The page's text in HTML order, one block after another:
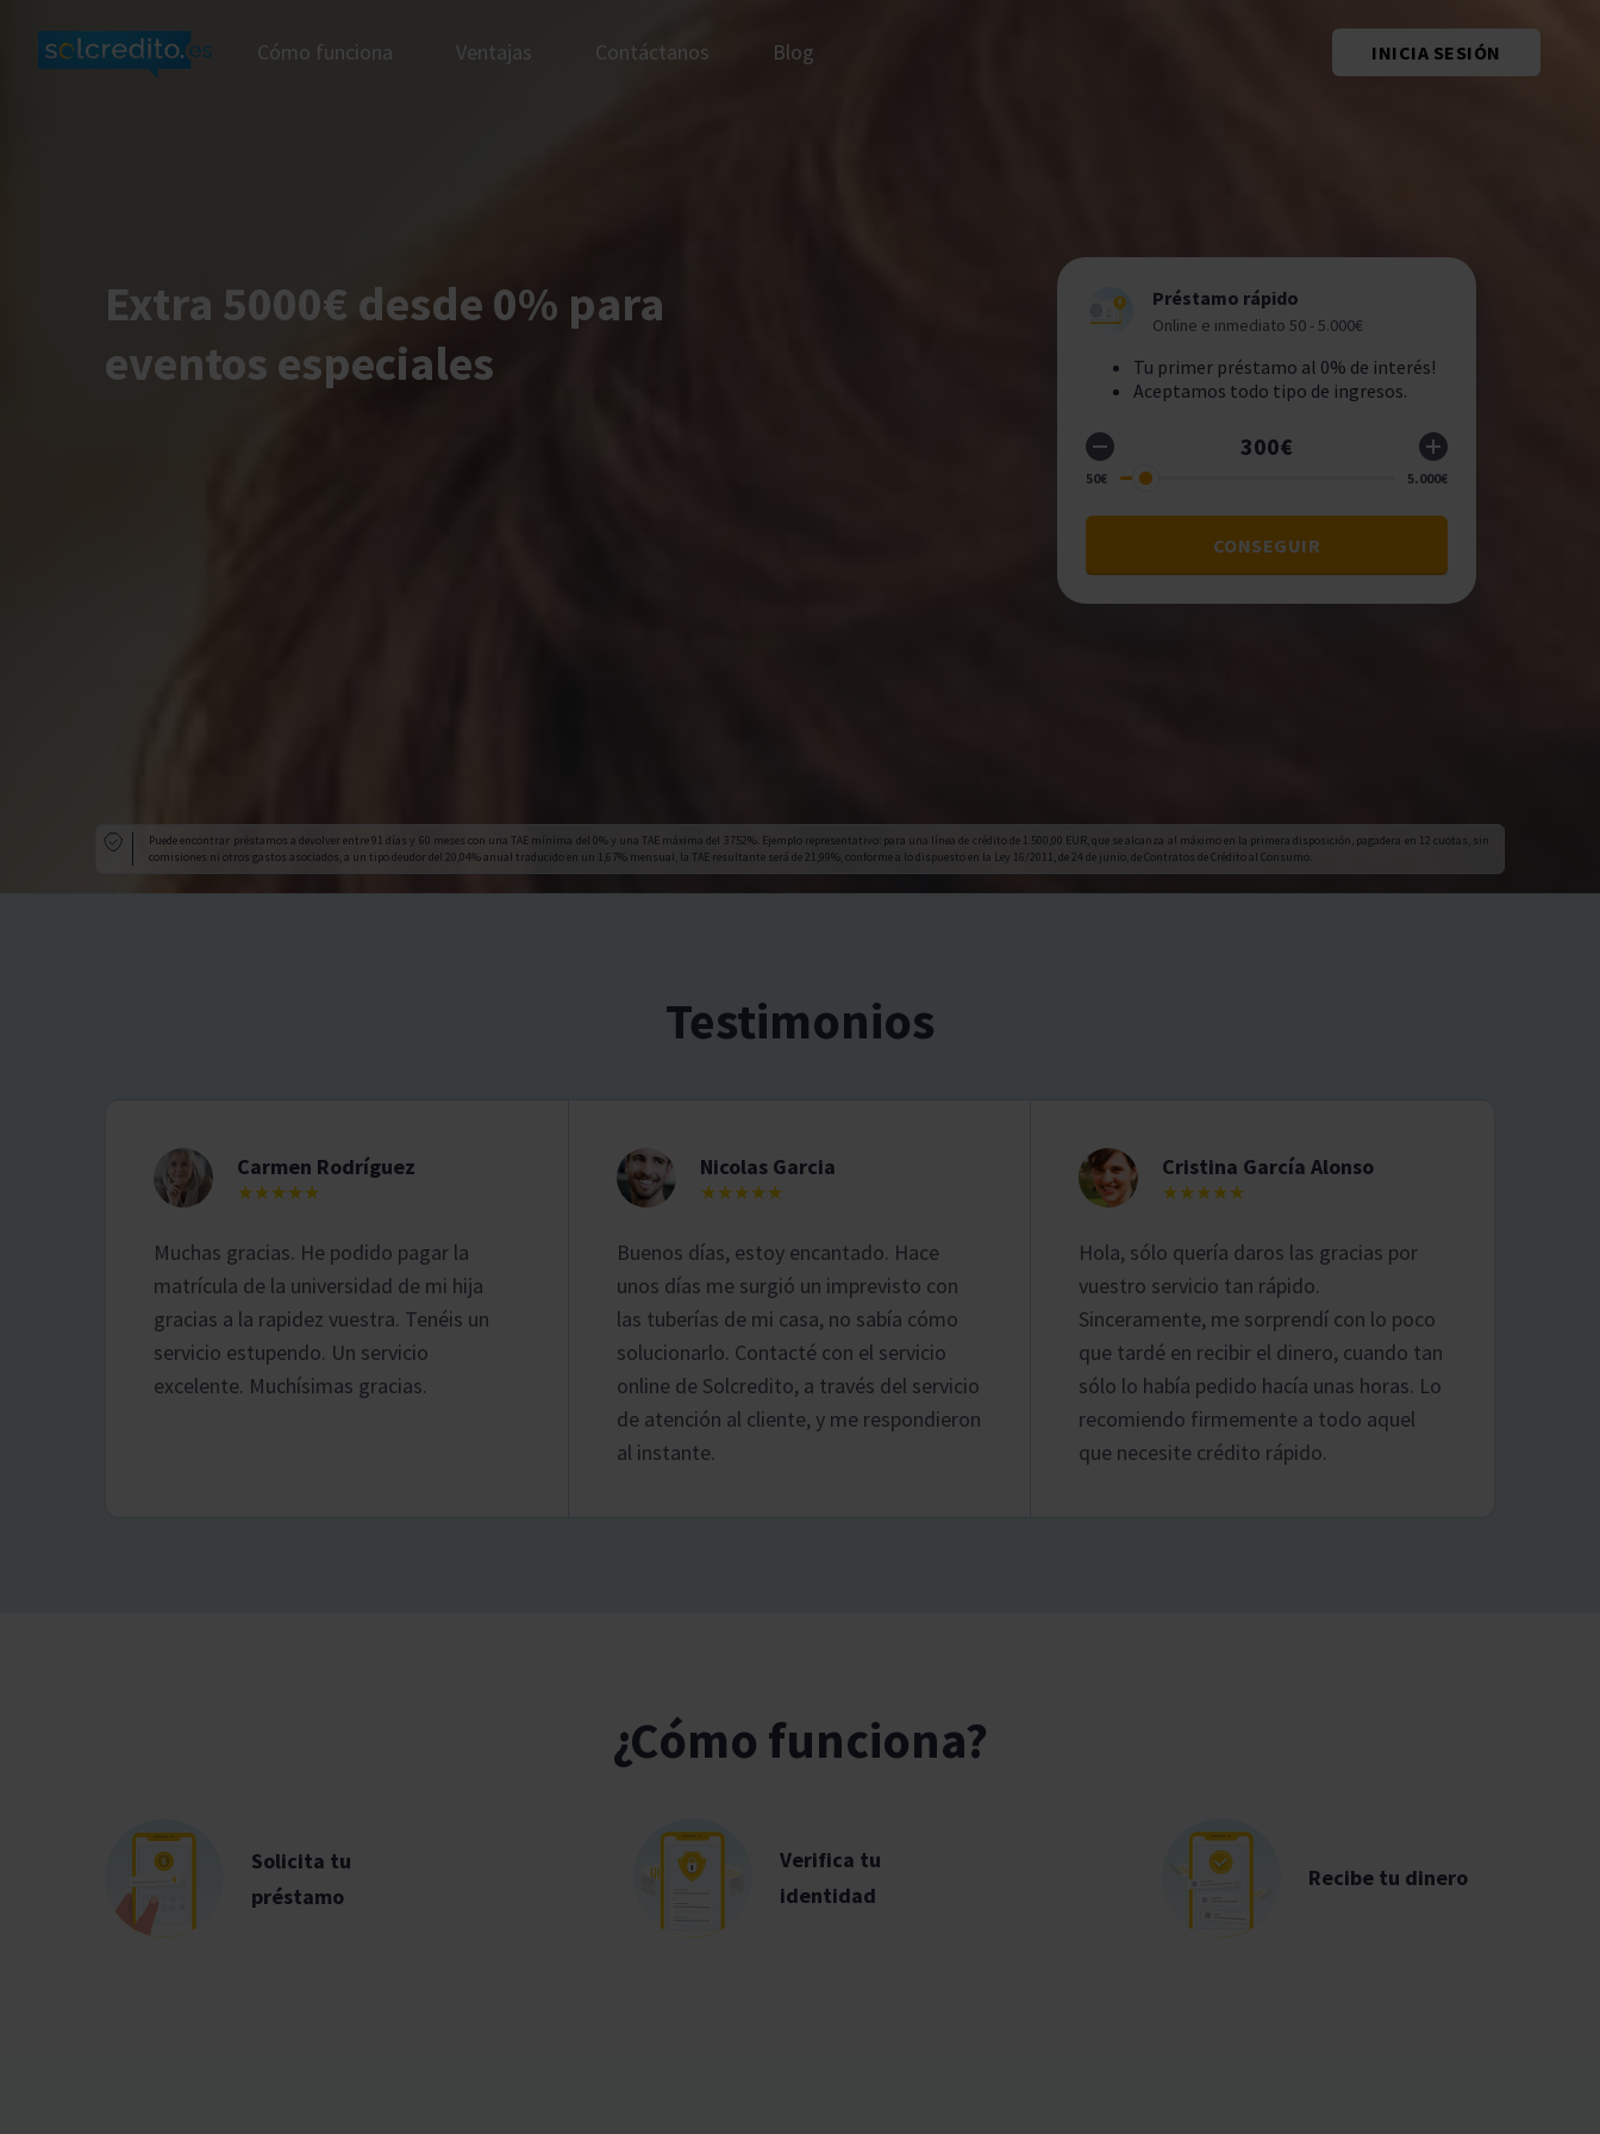
Cómo funciona Ventajas Contáctanos Blog INICIA SESIÓN
Extra 5000€ desde 0% para
eventos especiales
Préstamo rápido
Online e inmediato 50 - 5.000€
Tu primer préstamo al 0% de interés!
Aceptamos todo tipo de ingresos.
CONSEGUIR
Puede encontrar préstamos a devolver entre 91 días y 60 meses con una TAE mínima del 0% y una TAE máxima del 3752%. Ejemplo representativo: para una línea de crédito de 1.500,00 EUR, que se alcanza al máximo en la primera disposición, pagadera en 12 cuotas, sin
comisiones ni otros gastos asociados, a un tipo deudor del 20,04% anual traducido en un 1,67% mensual, la TAE resultante será de 21,99%, conforme a lo dispuesto en la Ley 16/2011, de 24 de junio, de Contratos de Crédito al Consumo.
Testimonios
Carmen Rodríguez
★★★★★
Muchas gracias. He podido pagar la
matrícula de la universidad de mi hija
gracias a la rapidez vuestra. Tenéis un
servicio estupendo. Un servicio
excelente. Muchísimas gracias.
Nicolas Garcia
★★★★★
Buenos días, estoy encantado. Hace
unos días me surgió un imprevisto con
las tuberías de mi casa, no sabía cómo
solucionarlo. Contacté con el servicio
online de Solcredito, a través del servicio
de atención al cliente, y me respondieron
al instante.
Cristina García Alonso
★★★★★
Hola, sólo quería daros las gracias por
vuestro servicio tan rápido.
Sinceramente, me sorprendí con lo poco
que tardé en recibir el dinero, cuando tan
sólo lo había pedido hacía unas horas. Lo
recomiendo firmemente a todo aquel
que necesite crédito rápido.
¿Cómo funciona?
Solicita tu
préstamo
Verifica tu
identidad
Recibe tu dinero